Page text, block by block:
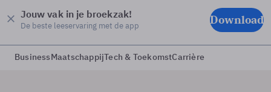
Jouw vak in je broekzak!
De beste leeservaring met de app Download
BusinessMaatschappijTech & ToekomstCarrière